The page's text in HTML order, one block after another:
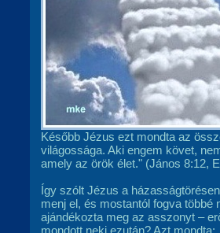
Később Jézus ezt mondta az
világossága. Aki engem követ,
amely az örök élet." (János 8:12,
Így szólt Jézus a
menj el, és mostantól fogva
ajándékozta meg az asszonyt –
mondott neki ezután? Azt